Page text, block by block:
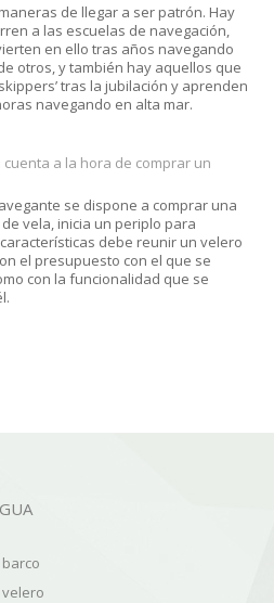
de llegar a ser patrón. Hay
a las escuelas de navegación,
en ello tras años navegando
otros, y también hay aquellos que
tras la jubilación y aprenden
navegando en alta mar.
a la hora de comprar un
se dispone a comprar una
vela, inicia un periplo para
debe reunir un velero
el presupuesto con el que se
con la funcionalidad que se